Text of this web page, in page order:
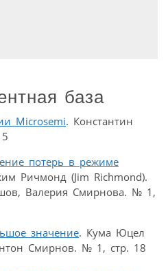
база
Microsemi. Константин
потерь в режиме
Ричмонд (Jim Richmond).
Валерия Смирнова. № 1,
значение. Кума Юцел
Смирнов. № 1, стр. 18